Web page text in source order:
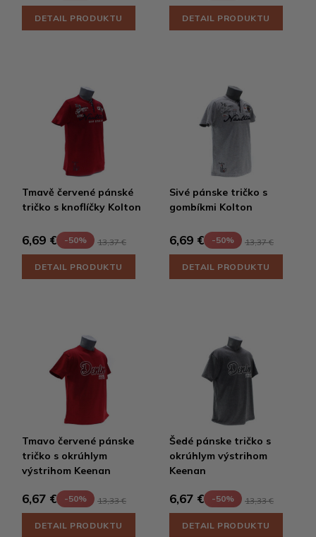
DETAIL PRODUKTU DETAIL PRODUKTU
Tmavě červené pánské
tričko s knoflíčky Kolton
6,69 € -50% 13,37 €
DETAIL PRODUKTU
Sivé pánske tričko s
gombíkmi Kolton
6,69 € -50% 13,37 €
DETAIL PRODUKTU
Tmavo červené pánske
tričko s okrúhlym
výstrihom Keenan
6,67 € -50% 13,33 €
DETAIL PRODUKTU
Šedé pánske tričko s
okrúhlym výstrihom
Keenan
6,67 € -50% 13,33 €
DETAIL PRODUKTU